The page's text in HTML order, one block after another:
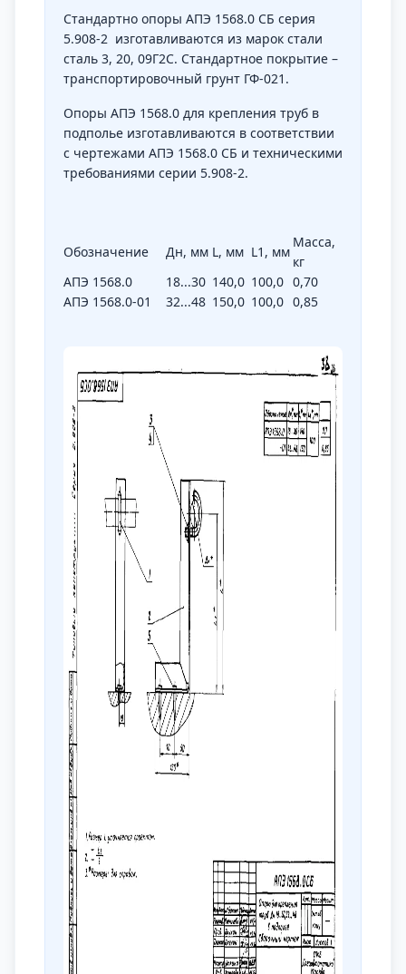
Стандартно опоры АПЭ 1568.0 СБ серия
5.908-2 изготавливаются из марок стали
сталь 3, 20, 09Г2С. Стандартное покрытие –
транспортировочный грунт ГФ-021.
Опоры АПЭ 1568.0 для крепления труб в
подполье изготавливаются в соответствии
с чертежами АПЭ 1568.0 СБ и техническими
требованиями серии 5.908-2.
Обозначение Дн, мм L, мм L1 , мм
Масса,
кг
АПЭ 1568.0
18...30 140,0 100,0 0,70
АПЭ 1568.0-01
32...48 150,0 100,0 0,85